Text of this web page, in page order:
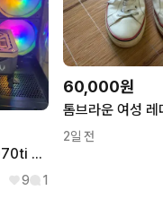
9800X3D + RTX5070ti 고성능 게이밍 컴퓨터 본체
9 1
60,000원
2일 전